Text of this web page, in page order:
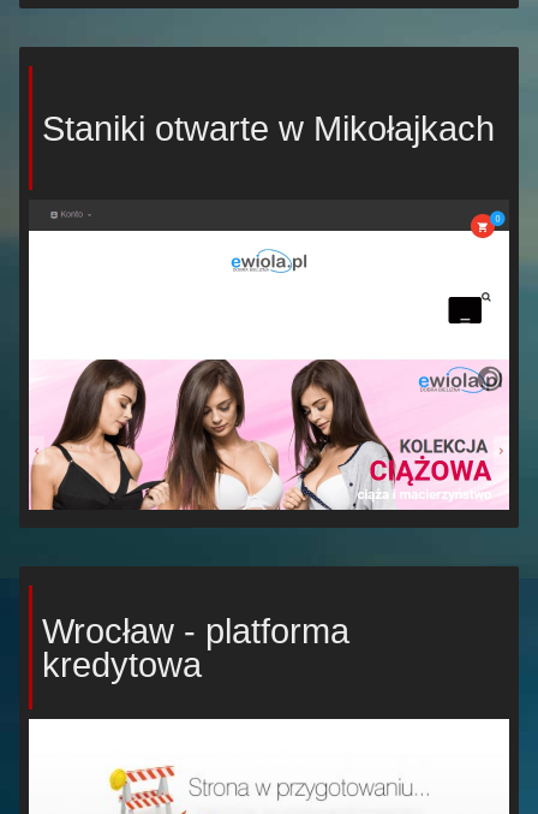
Staniki otwarte w Mikołajkach
Wrocław - platforma
kredytowa